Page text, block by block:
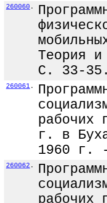
260060 .
Теория
С. 33-35.
260061 .
рабочих
г. в
1960 г.
260062 .
рабочих